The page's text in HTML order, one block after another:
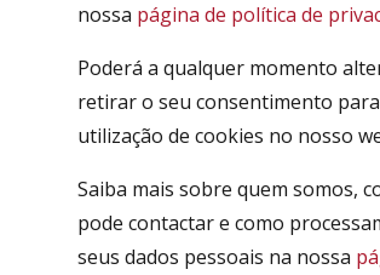
nossa página de política de
Poderá a qualquer momento
retirar o seu consentimento
utilização de cookies no nosso
Saiba mais sobre quem somos,
pode contactar e como
seus dados pessoais na nossa